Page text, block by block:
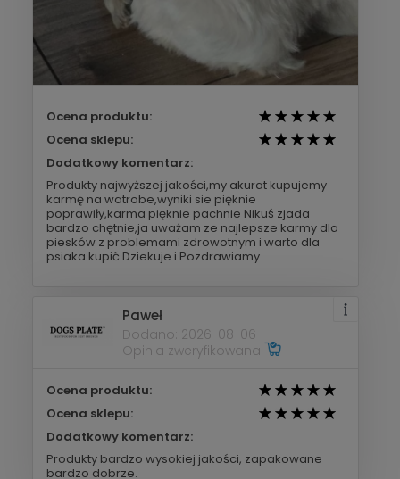
Ocena produktu:
Ocena sklepu:
Dodatkowy komentarz:
Produkty najwyższej jakości,my akurat kupujemy
karmę na watrobe,wyniki sie pięknie
poprawiły,karma pięknie pachnie Nikuś zjada
bardzo chętnie,ja uważam ze najlepsze karmy dla
piesków z problemami zdrowotnym i warto dla
psiaka kupić.Dziekuje i Pozdrawiamy.
Paweł
Dodano: 2026-08-06
Opinia zweryfikowana
Ocena produktu:
Ocena sklepu:
Dodatkowy komentarz:
Produkty bardzo wysokiej jakości, zapakowane
bardzo dobrze.